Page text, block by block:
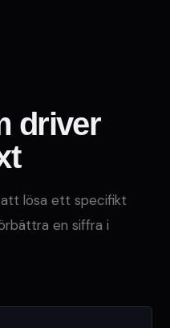
driver
lösa ett specifikt
en siffra i